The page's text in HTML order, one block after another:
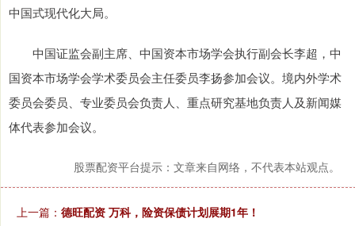
中国式现代化大局。
中国证监会副主席、中国资本市场学会执行副会长李超，中
国资本市场学会学术委员会主任委员李扬参加会议。境内外学术
委员会委员、专业委员会负责人、重点研究基地负责人及新闻媒
体代表参加会议。
股票配资平台提示：文章来自网络，不代表本站观点。
上一篇： 德旺配资 万科，险资保债计划展期1年！